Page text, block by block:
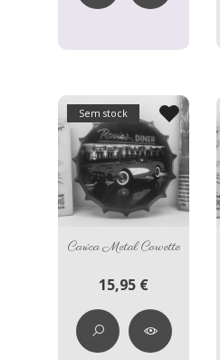
Sem stock
Carica Metal Corvette
15,95 €